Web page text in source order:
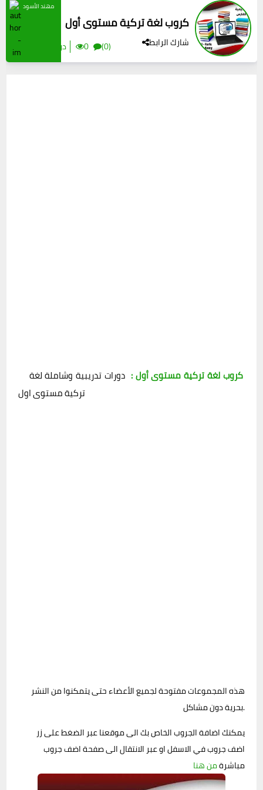
كروب لغة تركية مستوى أول
شارك الرابط #دورات تدريبية 0 (0)
مهند الأسود
كروب لغة تركية مستوى أول : دورات تدريبية وشاملة لغة
تركية مستوى اول
هذه المجموعات مفتوحة لجميع الأعضاء حتى يتمكنوا من النشر
بحرية دون مشاكل.
يمكنك اضافة الجروب الخاص بك الى موقعنا عبر الضغط على زر
اضف جروب في الاسفل او عبر الانتقال الى صفحة اضف جروب
مباشرةمن هنا